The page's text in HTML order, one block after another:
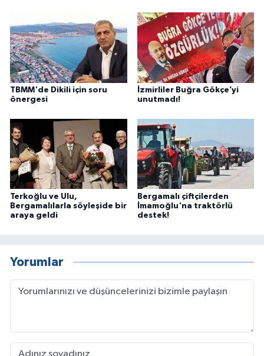
TBMM'de Dikili için soru
önergesi
İzmirliler Buğra Gökçe’yi
unutmadı!
Terkoğlu ve Ulu,
Bergamalılarla söyleşide bir
araya geldi
Bergamalı çiftçilerden
İmamoğlu'na traktörlü
destek!
Yorumlar